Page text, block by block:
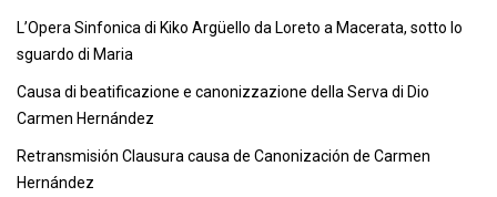
L’Opera Sinfonica di Kiko Argüello da Loreto a Macerata, sotto lo
sguardo di Maria
Causa di beatificazione e canonizzazione della Serva di Dio
Carmen Hernández
Retransmisión Clausura causa de Canonización de Carmen
Hernández